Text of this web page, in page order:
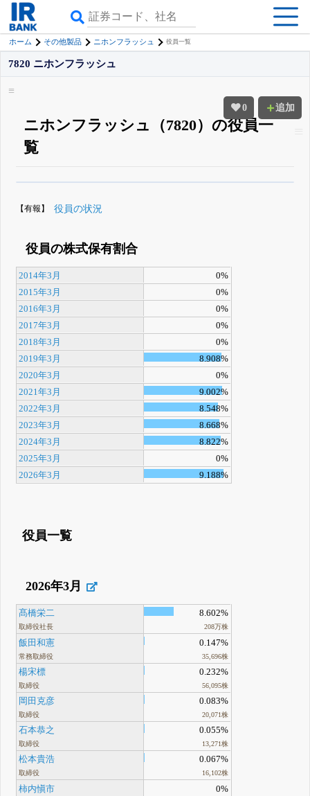
ホーム その他製品 ニホンフラッシュ 役員一覧
0 追加
7820 ニホンフラッシュ
ニホンフラッシュ（7820）の役員一
覧
く追える
無料でβ版をはじめる
【有報】 役員の状況
役員の株式保有割合
2014年3月
0%
2015年3月
0%
2016年3月
0%
2017年3月
0%
2018年3月
0%
2019年3月
8.908%
2020年3月
0%
2021年3月
9.002%
2022年3月
8.548%
2023年3月
8.668%
2024年3月
8.822%
2025年3月
0%
2026年3月
9.188%
役員一覧
2026年3月
髙橋栄二
取締役社長
8.602%
208万株
飯田和憲
常務取締役
0.147%
35,696株
楊宋標
取締役
0.232%
56,095株
岡田克彦
取締役
0.083%
20,071株
石本恭之
取締役
0.055%
13,271株
松本貴浩
取締役
0.067%
16,102株
柿内愼市 0%